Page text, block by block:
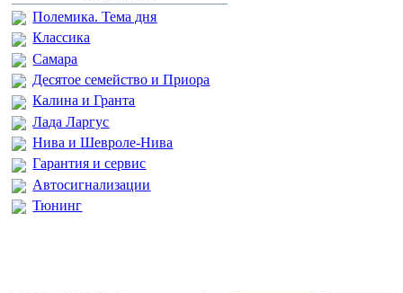
Полемика. Тема дня
Классика
Самара
Десятое семейство и Приора
Калина и Гранта
Лада Ларгус
Нива и Шевроле-Нива
Гарантия и сервис
Автосигнализации
Тюнинг